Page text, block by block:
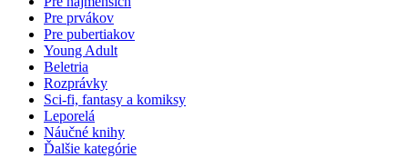
Pre prvákov
Pre pubertiakov
Young Adult
Beletria
Rozprávky
Sci-fi, fantasy a komiksy
Leporelá
Náučné knihy
Ďalšie kategórie